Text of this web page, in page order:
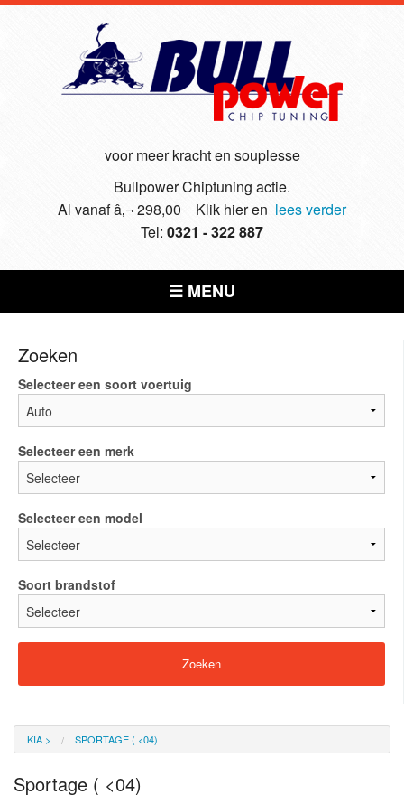
voor meer kracht en souplesse
Bullpower Chiptuning actie.
Al vanaf â‚¬ 298,00 Klik hier en lees verder
Tel: 0321 - 322 887
☰ MENU
Zoeken
Selecteer een soort voertuig
Selecteer een merk
Selecteer een model
Soort brandstof
KIA > SPORTAGE ( <04)
Sportage ( <04)